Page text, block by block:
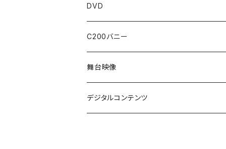
WEBストア限定販売
神納花
森沢かな
架乃ゆら
DVD
C200バニー
香水じゅん
三宮つばき
舞台映像
デジタルコンテンツ